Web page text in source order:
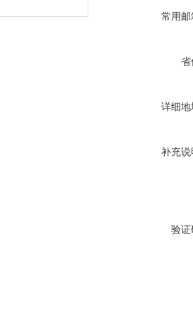
常用邮
省
详细地
补充说
验证